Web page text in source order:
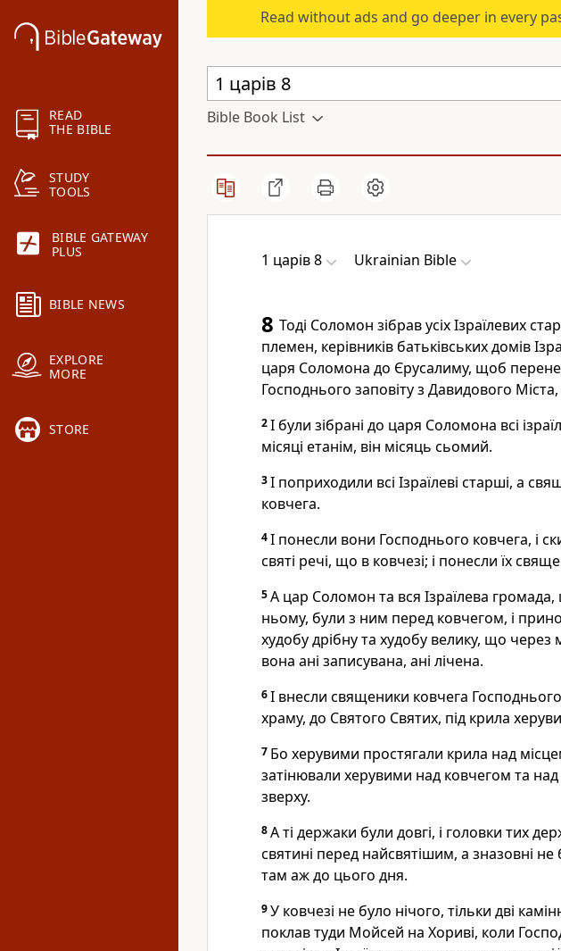
READ
THE BIBLE
STUDY
TOOLS
BIBLE GATEWAY
PLUS
BIBLE NEWS
EXPLORE
MORE
STORE
Read without ads and go deeper in every
Bible Book List
1 царів 8 Ukrainian Bible
8 Тоді Соломон зібрав усіх Ізраїлевих
племен, керівників батьківських домів
царя Соломона до Єрусалиму, щоб
Господнього заповіту з Давидового
2І були зібрані до царя Соломона всі
місяці етанім, він місяць сьомий.
3І поприходили всі Ізраїлеві старші, а
ковчега.
4І понесли вони Господнього ковчега, і
святі речі, що в ковчезі; і понесли їх
5А цар Соломон та вся Ізраїлева
ньому, були з ним перед ковчегом, і
худобу дрібну та худобу велику, що через
вона ані записувана, ані лічена.
6І внесли священики ковчега Господнього
храму, до Святого Святих, під крила
7 Бо херувими простягали крила над
затінювали херувими над ковчегом та
зверху.
8А ті держаки були довгі, і головки тих
святині перед найсвятішим, а зназовні не
там аж до цього дня.
9У ковчезі не було нічого, тільки дві
поклав туди Мойсей на Хориві, коли